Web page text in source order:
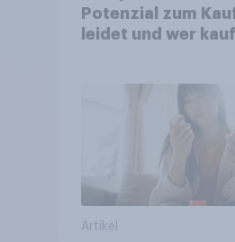
Potenzial zum
leidet und wer
Artikel